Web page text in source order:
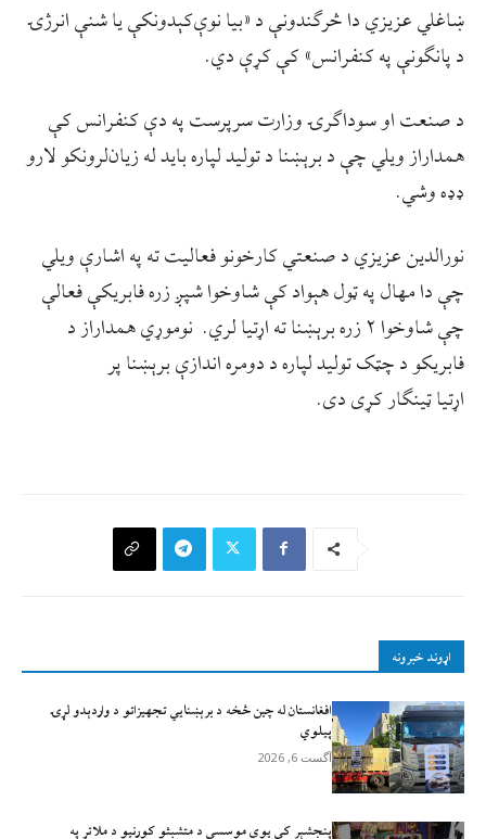
ښاغلي عزیزي دا څرګندونې د «بیا نوې‌کېدونکې یا شنې انرژۍ
د پانګونې په کنفرانس» کې کړې دي.
د صنعت او سوداګرۍ وزارت سرپرست په دې کنفرانس کې
همداراز ویلي چې د برېښنا د تولید لپاره باید له زیان‌لرونکو لارو
ډډه وشي.
نورالدین عزیزي د صنعتي کارخونو فعالیت ته په اشارې ویلي
چې دا مهال په ټول هېواد کې شاوخوا شپږ زره فابریکې فعالې
چې شاوخوا ۲ زره برېښنا ته اړتیا لري. نوموړي همداراز د
فابریکو د چټک تولید لپاره د دومره اندازې برېښنا پر
اړتیا ټینګار کړی دی.
اړوند خبرونه
افغانستان له چين څخه د برېښنايي تجهيزاتو د واردېدو لړۍ
پيلوي
آگست 6, 2026
پنجشېر کې یوې موسسې د متشبثو کورنیو د ملاتړ په